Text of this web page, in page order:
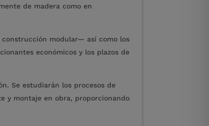
de madera como en
modular— así como los
económicos y los plazos de
Se estudiarán los procesos de
y montaje en obra, proporcionando